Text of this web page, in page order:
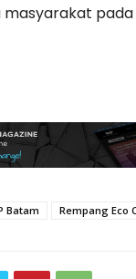
masyarakat
Batam Rempang Eco